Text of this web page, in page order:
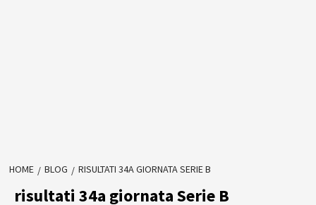
HOME BLOG RISULTATI 34A GIORNATA SERIE B
risultati 34a giornata Serie B